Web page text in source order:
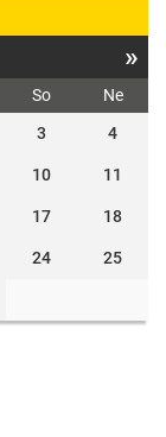
»
So
Ne
3 4
10 11
17 18
24 25